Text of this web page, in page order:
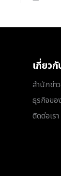
เกี่ยวกั
สำนักข่า
ธุรกิจขอ
ติดต่อเรา